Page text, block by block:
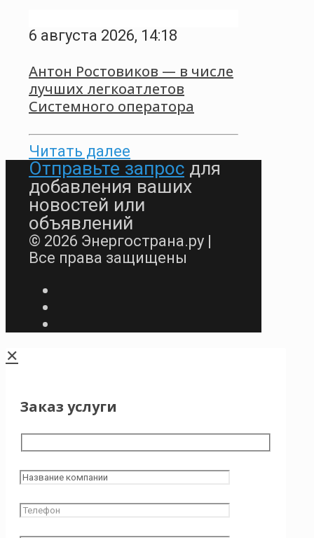
6 августа 2026, 14:18
Антон Ростовиков — в числе
лучших легкоатлетов
Системного оператора
Читать далее
Отправьте запрос для
добавления ваших
новостей или
объявлений
© 2026 Энергострана.ру |
Все права защищены
✕
Заказ услуги